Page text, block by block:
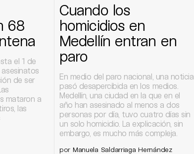
68
el 1 de
de ser
mataron a
las
Cuando los
homicidios en
Medellín entran en
paro
En medio del paro nacional, una noticia
pasó desapercibida en los medios.
Medellín, una ciudad en la que en el
año han asesinado al menos a dos
personas por día, tuvo cuatro días sin
un solo homicidio. La explicación, sin
embargo, es mucho más compleja.
por Manuela Saldarriaga Hernández